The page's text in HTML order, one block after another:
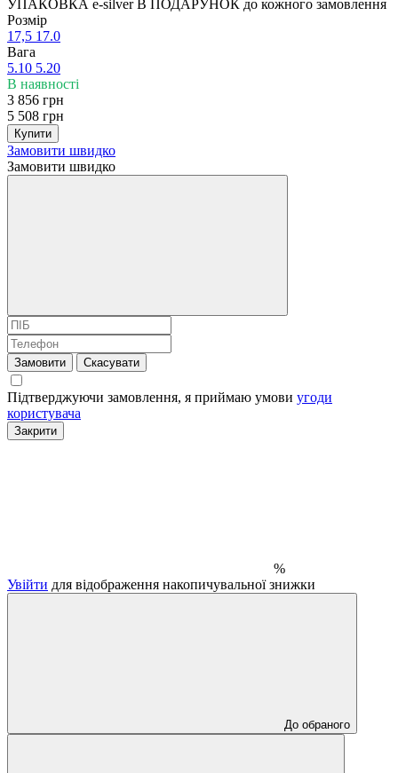
УПАКОВКА e-silver В ПОДАРУНОК до кожного замовлення
Розмір
17,5 17.0
Вага
5.10 5.20
В наявності
3 856 грн
5 508 грн
Купити
Замовити швидко
Замовити швидко
Замовити Скасувати
Підтверджуючи замовлення, я приймаю умови угоди
користувача
Закрити
%
Увійти для відображення накопичувальної знижки
До обраного